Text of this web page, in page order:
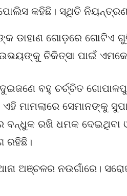
ପୋଲିସ କହିଛି। ସ୍ଥିତି
ଡାହାଣ ଗୋଡ଼ରେ ଗୋଟିଏ
ଚିକିତ୍ସା ପାଇଁ
ବହୁ ଚର୍ଚ୍ଚିତ
ମାମଲାରେ ସେମାନଙ୍କୁ
ବନ୍ଧୁକ ରଖି ଧମକ
ରହିଛି।
ଅଞ୍ଚଳର ନଉଗାଁରେ।